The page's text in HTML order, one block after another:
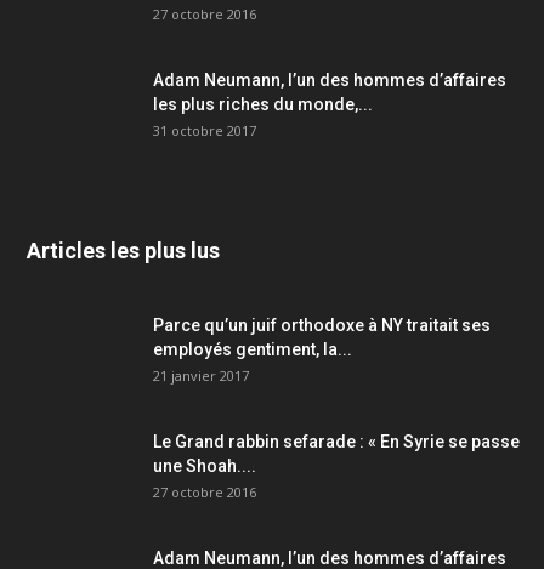
27 octobre 2016
Adam Neumann, l’un des hommes d’affaires
les plus riches du monde,...
31 octobre 2017
Articles les plus lus
Parce qu’un juif orthodoxe à NY traitait ses
employés gentiment, la...
21 janvier 2017
Le Grand rabbin sefarade : « En Syrie se passe
une Shoah....
27 octobre 2016
Adam Neumann, l’un des hommes d’affaires